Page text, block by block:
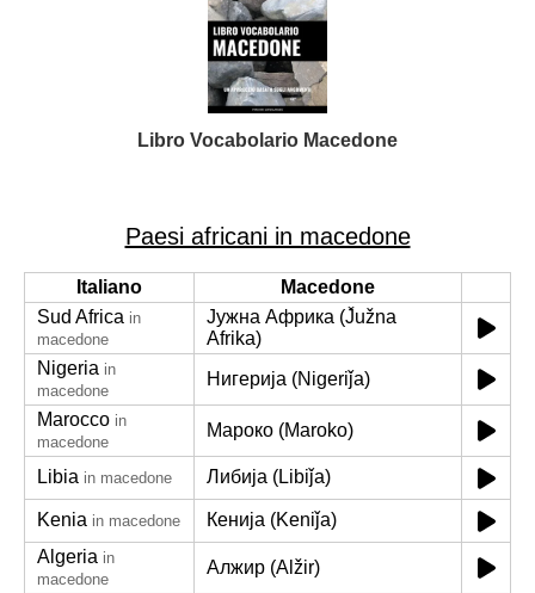
Libro Vocabolario Macedone
Paesi africani in macedone
Italiano
Macedone
Sud Africa in
macedone
Јужна Африка (J̌užna
Afrika)
Nigeria in
macedone
Нигерија (Nigeriǰa)
Marocco in
macedone
Мароко (Maroko)
Libia in macedone Либија (Libiǰa)
Kenia in macedone
Кенија (Keniǰa)
Algeria in
macedone
Алжир (Alžir)